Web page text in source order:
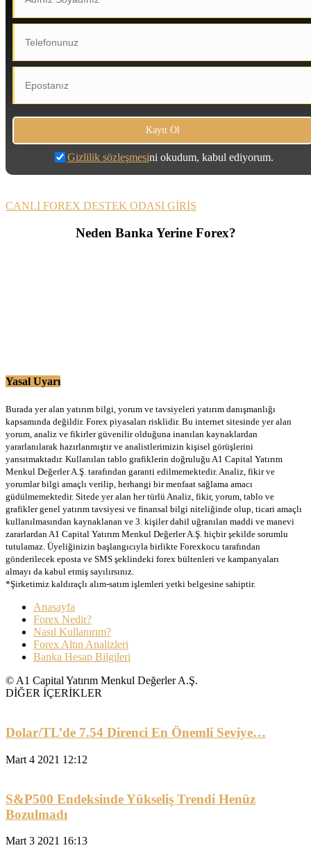
Gizlilik sözleşmesini okudum, kabul ediyorum.
CANLI FOREX DESTEK ODASI GİRİŞ
Neden Banka Yerine Forex?
Yasal Uyarı
Burada yer alan yatırım bilgi, yorum ve tavsiyeleri yatırım danışmanlığı
kapsamında değildir. Forex piyasaları risklidir. Bu internet sitesinde yer alan
yorum, analiz ve fikirler güvenilir olduğuna inanılan kaynaklardan
yararlanılarak hazırlanmıştır ve analistlerimizin kişisel görüşlerini
yansıtmaktadır. Kullanılan tablo grafiklerin doğruluğu A1 Capital Yatırım
Menkul Değerler A.Ş. tarafından garanti edilmemektedir. Analiz, fikir ve
yorumlar bilgi amaçlı verilip, herhangi bir menfaat sağlama amacı
güdülmemektedir. Sitede yer alan her türlü Analiz, fikir, yorum, tablo ve
grafikler genel yatırım tavsiyesi ve finansal bilgi niteliğinde olup, ticari amaçlı
kullanılmasından kaynaklanan ve 3. kişiler dahil uğranılan maddi ve manevi
zararlardan A1 Capital Yatırım Menkul Değerler A.Ş. hiçbir şekilde sorumlu
tutulamaz. Üyeliğinizin başlangıcıyla birlikte Forexkocu tarafından
gönderilecek eposta ve SMS şeklindeki forex bültenleri ve kampanyaları
almayı da kabul etmiş sayılırsınız.
*Şirketimiz kaldıraçlı alım-satım işlemleri yetki belgesine sahiptir.
Anasayfa
Forex Nedir?
Nasıl Kullanırım?
Forex Altın Analizleri
Banka Hesap Bilgileri
© A1 Capital Yatırım Menkul Değerler A.Ş.
DİĞER İÇERİKLER
Dolar/TL’de 7.54 Direnci En Önemli Seviye…
Mart 4 2021 12:12
S&P500 Endeksinde Yükseliş Trendi Henüz
Bozulmadı
Mart 3 2021 16:13